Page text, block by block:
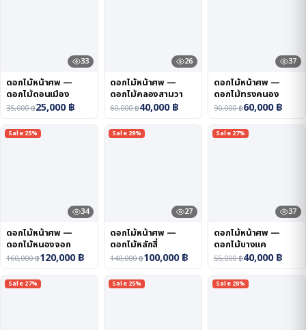
33
ดอกไม้หน้าศพ —
ดอกไม้ดอนเมือง
35,000฿25,000฿
26
ดอกไม้หน้าศพ —
ดอกไม้คลองสามวา
60,000฿40,000฿
37
ดอกไม้หน้าศพ —
ดอกไม้ทรงคนอง
90,000฿60,000฿
Sale 25%
34
ดอกไม้หน้าศพ —
ดอกไม้หนองจอก
160,000฿120,000฿
Sale 29%
27
ดอกไม้หน้าศพ —
ดอกไม้หลักสี่
140,000฿100,000฿
Sale 27%
37
ดอกไม้หน้าศพ —
ดอกไม้บางแค
55,000฿40,000฿
Sale 27% Sale 25% Sale 28%